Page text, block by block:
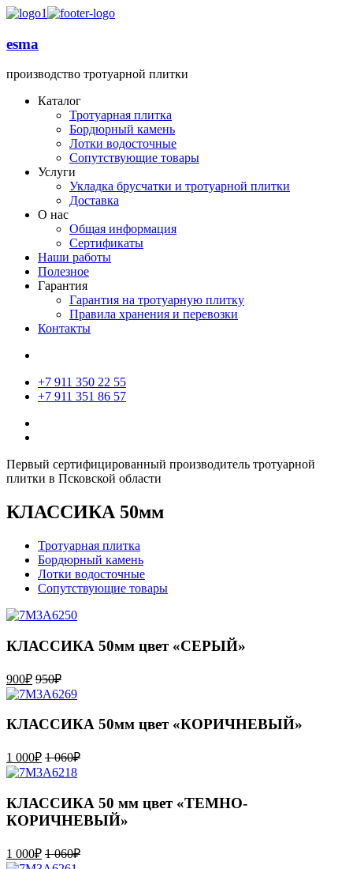
esma
производство тротуарной плитки
Каталог
Тротуарная плитка
Бордюрный камень
Лотки водосточные
Сопутствующие товары
Услуги
Укладка брусчатки и тротуарной плитки
Доставка
О нас
Общая информация
Сертификаты
Наши работы
Полезное
Гарантия
Гарантия на тротуарную плитку
Правила хранения и перевозки
Контакты
+7 911 350 22 55
+7 911 351 86 57
Первый сертифицированный производитель тротуарной
плитки в Псковской области
КЛАССИКА 50мм
Тротуарная плитка
Бордюрный камень
Лотки водосточные
Сопутствующие товары
КЛАССИКА 50мм цвет «СЕРЫЙ»
900₽ 950₽
КЛАССИКА 50мм цвет «КОРИЧНЕВЫЙ»
1 000₽ 1 060₽
КЛАССИКА 50 мм цвет «ТЕМНО-
КОРИЧНЕВЫЙ»
1 000₽ 1 060₽